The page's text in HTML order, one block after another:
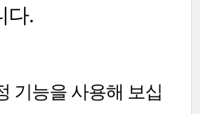
다.
기능을 사용해 보십